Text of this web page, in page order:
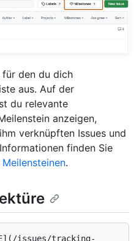
für den du dich
aus. Auf der
du relevante
anzeigen,
verknüpften Issues und
finden Sie
.